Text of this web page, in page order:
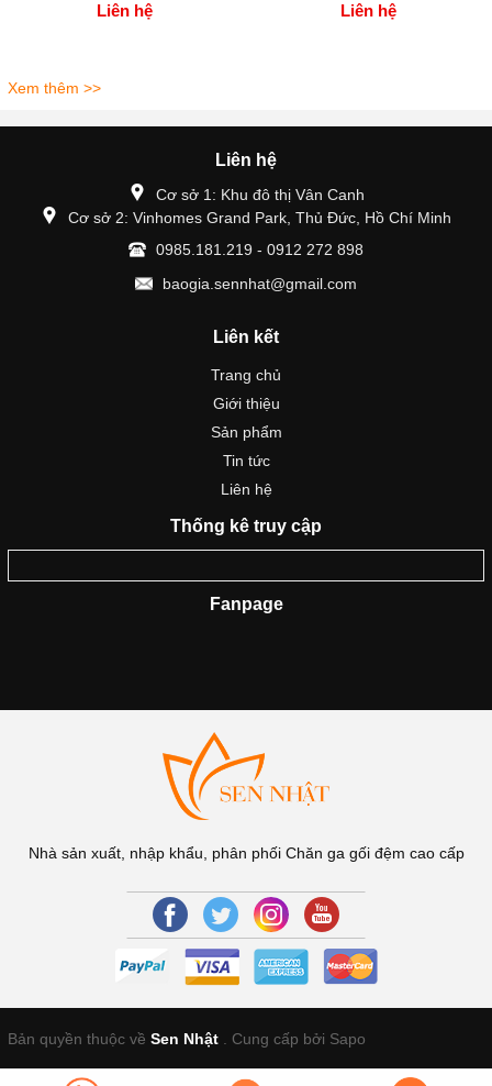
Liên hệ Liên hệ
Xem thêm >>
Liên hệ
Cơ sở 1: Khu đô thị Vân Canh
Cơ sở 2: Vinhomes Grand Park, Thủ Đức, Hồ Chí Minh
0985.181.219 - 0912 272 898
baogia.sennhat@gmail.com
Liên kết
Trang chủ
Giới thiệu
Sản phẩm
Tin tức
Liên hệ
Thống kê truy cập
Fanpage
Nhà sản xuất, nhập khẩu, phân phối Chăn ga gối đệm cao cấp
Bản quyền thuộc về Sen Nhật Cung cấp bởi Sapo